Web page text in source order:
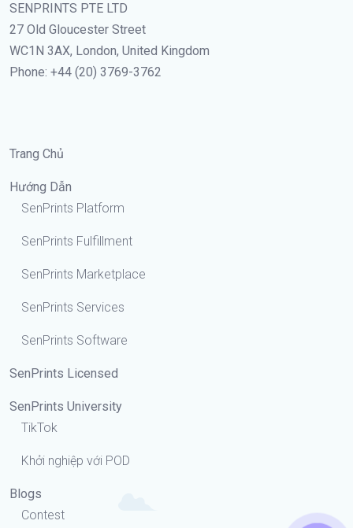
SENPRINTS PTE LTD
27 Old Gloucester Street
WC1N 3AX, London, United Kingdom
Phone: +44 (20) 3769-3762
Trang Chủ
Hướng Dẫn
SenPrints Platform
SenPrints Fulfillment
SenPrints Marketplace
SenPrints Services
SenPrints Software
SenPrints Licensed
SenPrints University
TikTok
Khởi nghiệp với POD
Blogs
Contest